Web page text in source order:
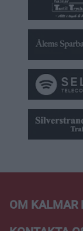
OM KALMAR